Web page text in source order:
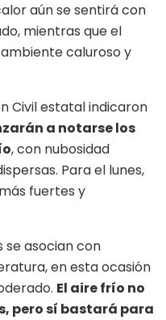
aún se sentirá con
mientras que el
caluroso y
Civil estatal indicaron
a notarse los
, con nubosidad
Para el lunes,
fuertes y
se asocian con
en esta ocasión
El aire frío no
pero sí bastará para